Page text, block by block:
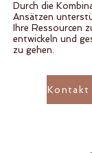
Durch die
Ansätzen
Ihre Ressourcen
entwickeln und
zu gehen.
Kontakt